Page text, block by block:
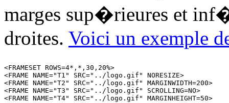
marges sup�rieures et
droites. Voici un exemple
<FRAMESET ROWS=4*,*,30,20%>
<FRAME NAME="T1" SRC="../logo.gif" NORESIZE>
<FRAME NAME="T2" SRC="../logo.gif" MARGINWIDTH=200>
<FRAME NAME="T3" SRC="../logo.gif" SCROLLING=NO>
<FRAME NAME="T4" SRC="../logo.gif" MARGINHEIGHT=50>